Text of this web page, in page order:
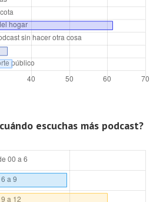
escuchas más podcast?